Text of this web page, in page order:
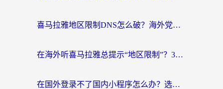
喜马拉雅地区限制DNS怎么破？海外党听国内音乐听书的终极解决方案
在海外听喜马拉雅总提示“地区限制”？3步轻松解除+听国内音乐全攻略
在国外登录不了国内小程序怎么办？选对回国加速器，轻松解锁国内资源